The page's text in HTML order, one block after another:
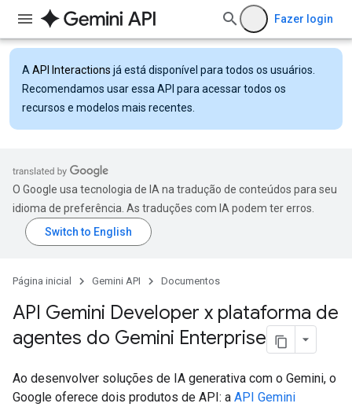
Fazer login
A API Interactions já está disponível para todos os usuários.
Recomendamos usar essa API para acessar todos os
recursos e modelos mais recentes.
O Google usa tecnologia de IA na tradução de conteúdos para seu
idioma de preferência. As traduções com IA podem ter erros.
Página inicial Gemini API Documentos
API Gemini Developer x plataforma de
agentes do Gemini Enterprise
Ao desenvolver soluções de IA generativa com o Gemini, o
Google oferece dois produtos de API: a API Gemini